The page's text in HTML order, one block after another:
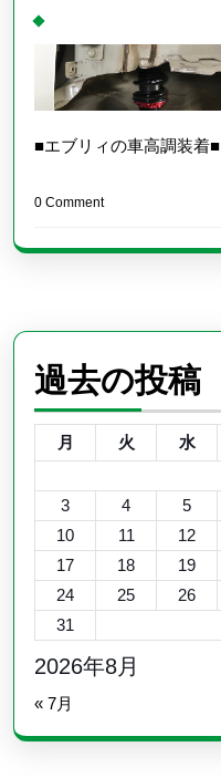
■エブリィの車高調装着■
0 Comment
過去の投稿
2026年8月
月 火 水
3
4 5
10
11 12
17
18 19
24
25 26
31
« 7月